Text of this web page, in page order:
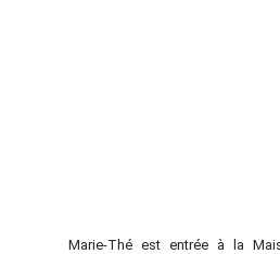
Marie-Thé est entrée à la